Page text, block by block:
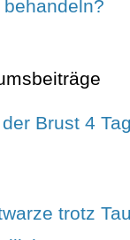
Brust 4
trotz